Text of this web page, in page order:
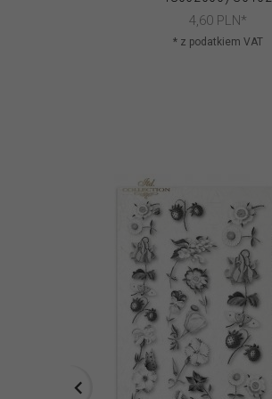
4,60 PLN*
* z podatkiem VAT